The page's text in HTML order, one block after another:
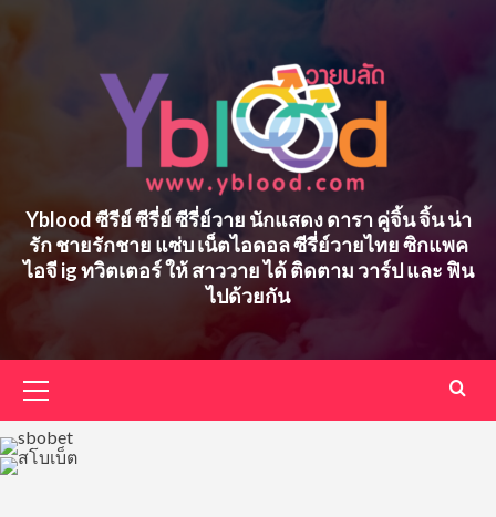
Yblood ซีรีย์ ซีรี่ย์ ซีรี่ย์วาย นักแสดง ดารา คู่จิ้น จิ้น น่า
รัก ชายรักชาย แซ่บ เน็ตไอดอล ซีรี่ย์วายไทย ซิกแพค
ไอจี ig ทวิตเตอร์ ให้ สาววาย ได้ ติดตาม วาร์ป และ ฟิน
ไปด้วยกัน
Menu